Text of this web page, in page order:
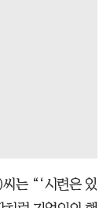
는 “‘시련은 있